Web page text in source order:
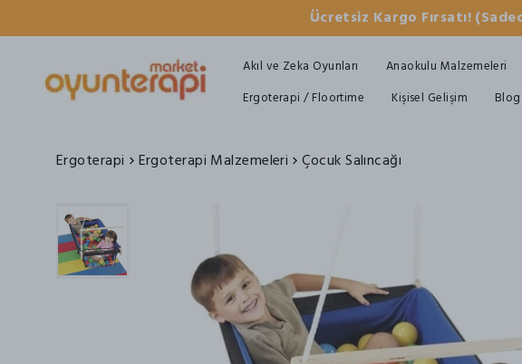
Ücretsiz Kargo Fırsatı!
Akıl ve Zeka Oyunları Anaokulu Malzemeleri
Ergoterapi / Floortime
Kişisel Gelişim Blog
Ergoterapi Ergoterapi Malzemeleri Çocuk Salıncağı